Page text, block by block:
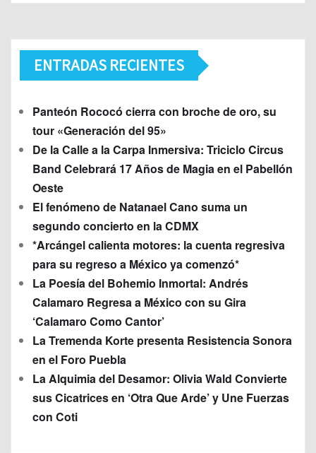
ENTRADAS RECIENTES
Panteón Rococó cierra con broche de oro, su
tour «Generación del 95»
De la Calle a la Carpa Inmersiva: Triciclo Circus
Band Celebrará 17 Años de Magia en el Pabellón
Oeste
El fenómeno de Natanael Cano suma un
segundo concierto en la CDMX
*Arcángel calienta motores: la cuenta regresiva
para su regreso a México ya comenzó*
La Poesía del Bohemio Inmortal: Andrés
Calamaro Regresa a México con su Gira
‘Calamaro Como Cantor’
La Tremenda Korte presenta Resistencia Sonora
en el Foro Puebla
La Alquimia del Desamor: Olivia Wald Convierte
sus Cicatrices en ‘Otra Que Arde’ y Une Fuerzas
con Coti